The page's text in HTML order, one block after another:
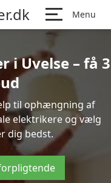
Menu
i Uvelse – få 3
til ophængning af
elektrikere og vælg
dig bedst.